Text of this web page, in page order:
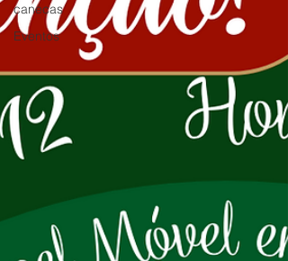
canecas
Eventos